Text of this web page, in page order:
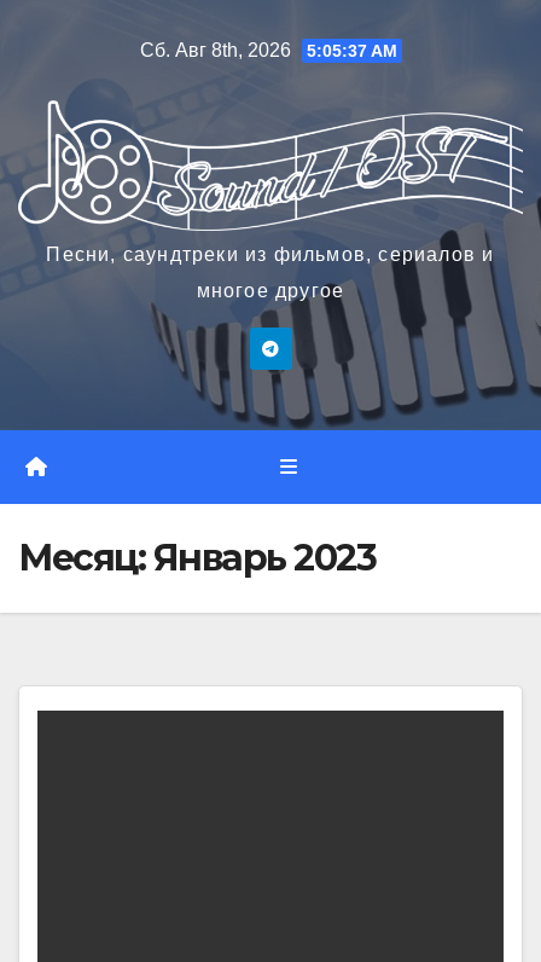
Сб. Авг 8th, 2026 5:05:38 AM
Песни, саундтреки из фильмов, сериалов и
многое другое
Месяц:Январь 2023